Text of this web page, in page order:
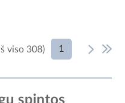
viso 308) 1
spintos